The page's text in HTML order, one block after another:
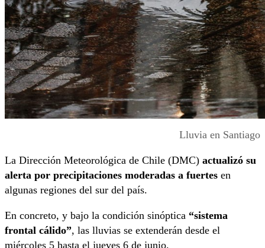
Lluvia en Santiago
La Dirección Meteorológica de Chile (DMC) actualizó su
alerta por precipitaciones moderadas a fuertes en
algunas regiones del sur del país.
En concreto, y bajo la condición sinóptica “sistema
frontal cálido”, las lluvias se extenderán desde el
miércoles 5 hasta el jueves 6 de junio.